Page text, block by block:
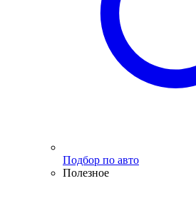
Подбор по авто
Полезное